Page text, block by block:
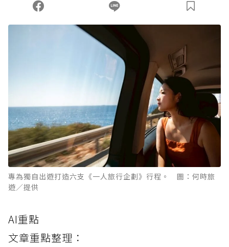
專為獨自出遊打造六支《一人旅行企劃》行程。 圖：何時旅
遊／提供
AI重點
文章重點整理：